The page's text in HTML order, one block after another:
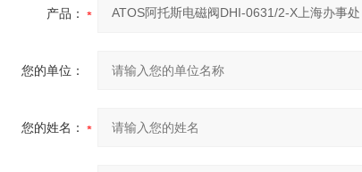
产品：
您的单位：
您的姓名：